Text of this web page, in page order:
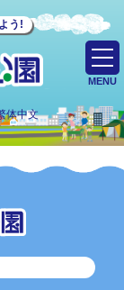
う!
体中文
MENU